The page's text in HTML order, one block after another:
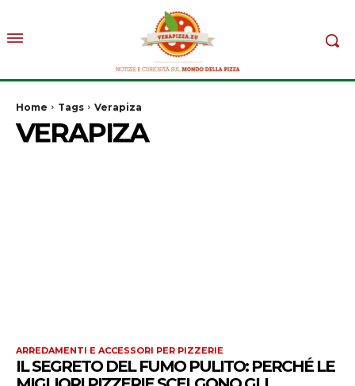
Home Tags Verapiza
VERAPIZA
ARREDAMENTI E ACCESSORI PER PIZZERIE
IL SEGRETO DEL FUMO PULITO: PERCHÉ LE